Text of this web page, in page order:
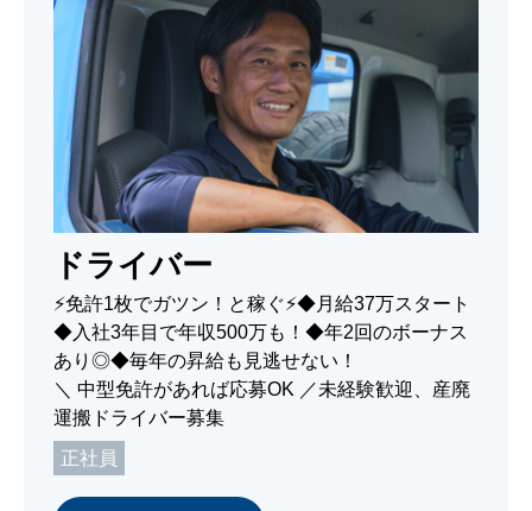
ドライバー
⚡免許1枚でガツン！と稼ぐ⚡◆月給37万スタート
◆入社3年目で年収500万も！◆年2回のボーナス
あり◎◆毎年の昇給も見逃せない！
＼ 中型免許があれば応募OK ／未経験歓迎、産廃
運搬ドライバー募集
正社員